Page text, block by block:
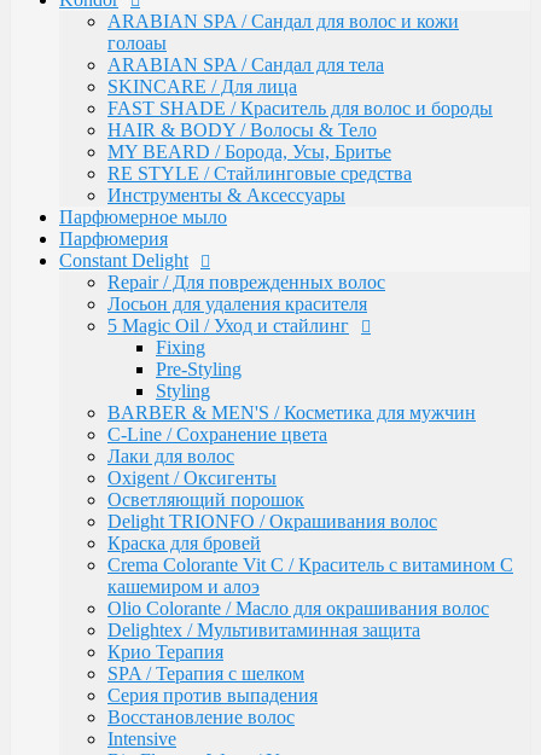
кашемиром и алоэ
Olio Colorante / Масло для окрашивания волос
Delightex / Мультивитаминная защита
Крио Терапия
SPA / Терапия с шелком
Серия против выпадения
Восстановление волос
Intensive
Bio Flowers Water / Уход за волосами
Be Wavy / Химическая завивка
Одноразовая продукция
Lador
Бальзамы и кондиционеры
Защита, Лечения и Восстановления
Маски
Масла
Сыворотки
Уход за телом / Скрабы и пилинги
Шампуни
Kapous
Total Reconstruction
Arganoil
Обесцвечивающие продукты Arganoil
Стайлинг Arganoil
Уход за волосами Arganoil
Aromatic Symphony
Biotin Energy
Blond Bar
BLOND BAR Оттеночные Бальзамы
BLOND BAR Уход за Волосами
Brilliants Gloss
Caring Line
Gentleman Мужская серия
Glyoxy Sleek Hair Выпрямления волос
ARABIAN SPA / Сандал для волос и кожи
голоаы
ARABIAN SPA / Сандал для тела
SKINCARE / Для лица
FAST SHADE / Краситель для волос и бороды
HAIR & BODY / Волосы & Тело
MY BEARD / Борода, Усы, Бритье
RE STYLE / Стайлинговые средства
Инструменты & Аксессуары
Парфюмерное мыло
Парфюмерия
Constant Delight
Repair / Для поврежденных волос
Лосьон для удаления красителя
5 Magic Oil / Уход и стайлинг
Fixing
Pre-Styling
Styling
BARBER & MEN'S / Косметика для мужчин
C-Line / Сохранение цвета
Лаки для волос
Oxigent / Оксигенты
Осветляющий порошок
Delight TRIONFO / Окрашивания волос
Краска для бровей
Crema Colorante Vit C / Краситель с витамином С
кашемиром и алоэ
Olio Colorante / Масло для окрашивания волос
Delightex / Мультивитаминная защита
Крио Терапия
SPA / Терапия с шелком
Серия против выпадения
Восстановление волос
Intensive